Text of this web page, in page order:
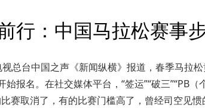
行：中国马拉松赛事
总台中国之声《新闻纵横》报道，春季马
名。在社交媒体平台，“签运”“破三”“PB（
取消了，有的比赛门槛高了，曾经司空见